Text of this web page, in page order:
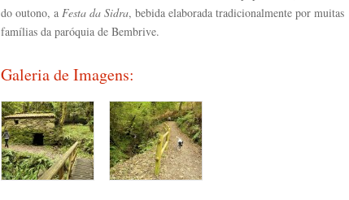
do outono, a Festa da Sidra, bebida elaborada tradicionalmente por muitas
famílias da paróquia de Bembrive.
Galeria de Imagens: